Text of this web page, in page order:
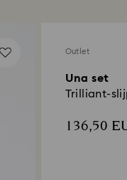
Outlet
Una set
Trilliant-
136,50